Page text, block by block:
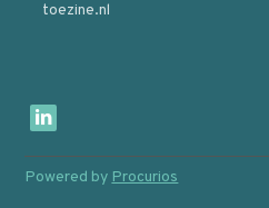
toezine.nl
B
e
e
Powered by Procurios